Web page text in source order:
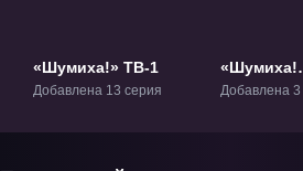
«Шумиха!» ТВ-1
Добавлена 13 серия
«Шумиха!
Добавлена 3